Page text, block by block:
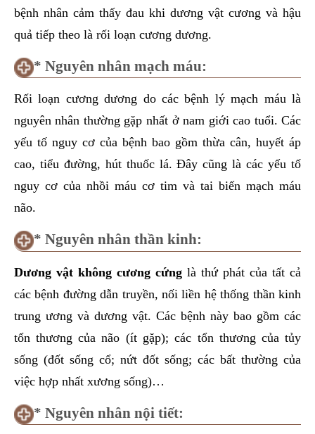
bệnh nhân cảm thấy đau khi dương vật cương và hậu
quả tiếp theo là rối loạn cương dương.
* Nguyên nhân mạch máu:
Rối loạn cương dương do các bệnh lý mạch máu là
nguyên nhân thường gặp nhất ở nam giới cao tuổi. Các
yếu tố nguy cơ của bệnh bao gồm thừa cân, huyết áp
cao, tiểu đường, hút thuốc lá. Đây cũng là các yếu tố
nguy cơ của nhồi máu cơ tim và tai biến mạch máu
não.
* Nguyên nhân thần kinh:
Dương vật không cương cứnglà thứ phát của tất cả
các bệnh đường dẫn truyền, nối liền hệ thống thần kinh
trung ương và dương vật. Các bệnh này bao gồm các
tổn thương của não (ít gặp); các tổn thương của tủy
sống (đốt sống cổ; nứt đốt sống; các bất thường của
việc hợp nhất xương sống)…
* Nguyên nhân nội tiết: